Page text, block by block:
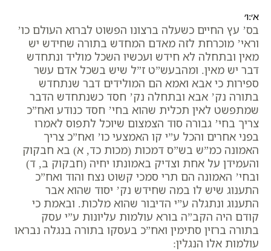
א׳:ו׳
בס’ עץ החיים כשעלה ברצונו הפשוט לברוא העולם כו’
וראי’ מוכרחת לזה מאדם המחדש בתורה שחידש יש
מאין ובתחלה לא חידש ועכשיו השכל מוליד ונתחדש
דבר יש מאין. ומהבעש”ט ז”ל שיש בשכל אדם עשר
ספירות כי אבא ואמא הם המולידים דבר שנתחדש
בתורה נק’ אבא ובתחלה נק’ חסד כשנתחדש הדבר
שמתפשט לאין תכלית שהוא בחי’ חסד כנודע ואח”כ
צריך בחי’ גבורה סוד הצמצום שיוכל לתפוס לאמרו
בפני אחרים והכל ע”י קו האמצעי כו’ ואח”כ צריך
האמונה כמ”ש בש”ס דמכות (מכות כד, א) בא חבקוק
והעמידן על אחת וצדיק באמונתו יחיה (חבקוק ב, ד)
ובחי’ האמונה הם תרי סמכי קשוט נצח והוד ואח”כ
התענוג שיש לו במה שחידש נק’ יסוד שהוא אבר
התענוג ונתגלה ע”י הדיבור שהוא מלכות. ובאמת כי
קודם היה הקב”ה בורא עולמות עליונות ע”י עסק
בתורה ברזין סתימין ואח”כ בעסקו בתורה בנגלה נבראו
עולמות אלו הנגלין: